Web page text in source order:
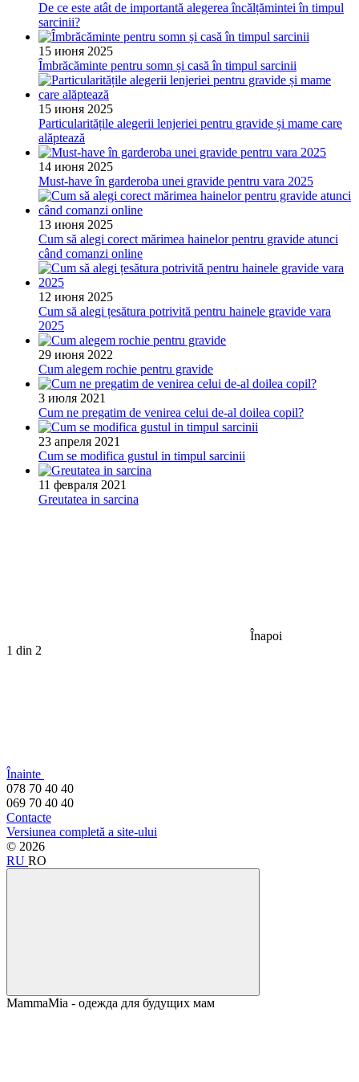
De ce este atât de importantă alegerea încălțămintei în timpul
sarcinii?
15 июня 2025
Îmbrăcăminte pentru somn și casă în timpul sarcinii
15 июня 2025
Particularitățile alegerii lenjeriei pentru gravide și mame care
alăptează
14 июня 2025
Must-have în garderoba unei gravide pentru vara 2025
13 июня 2025
Cum să alegi corect mărimea hainelor pentru gravide atunci
când comanzi online
12 июня 2025
Cum să alegi țesătura potrivită pentru hainele gravide vara
2025
29 июня 2022
Cum alegem rochie pentru gravide
3 июля 2021
Cum ne pregatim de venirea celui de-al doilea copil?
23 апреля 2021
Cum se modifica gustul in timpul sarcinii
11 февраля 2021
Greutatea in sarcina
Înapoi
1 din 2
Înainte
078 70 40 40
069 70 40 40
Contacte
Versiunea completă a site-ului
© 2026
RU RO
MammaMia - одежда для будущих мам